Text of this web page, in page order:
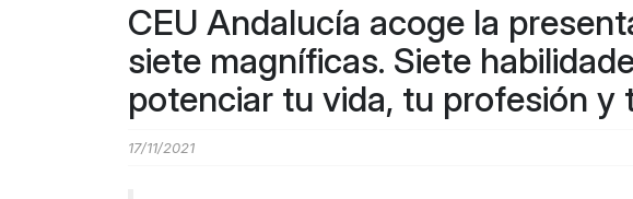
CEU Andalucía acoge la
siete magníficas. Siete
potenciar tu vida, tu profesión y
17/11/2021